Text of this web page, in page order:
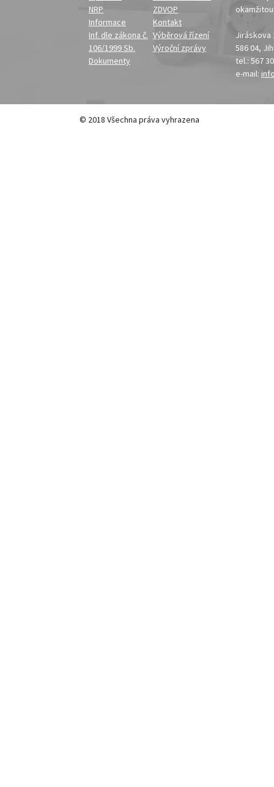
NRP
ZDVOP
Informace
Kontakt
Inf. dle zákona č.
106/1999 Sb.
Výběrová řízení
Výroční zprávy
Dokumenty
Jiráskova
586 04,
tel.: 567
e-mail:
© 2018 Všechna práva vyhrazena